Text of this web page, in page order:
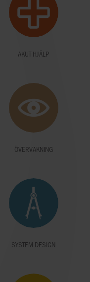
AKUT HJÄLP
ÖVERVAKNING
SYSTEM DESIGN